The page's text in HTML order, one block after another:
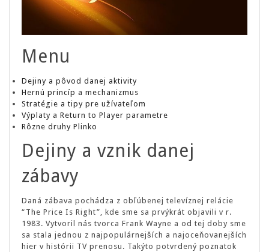
Menu
Dejiny a pôvod danej aktivity
Hernú princíp a mechanizmus
Stratégie a tipy pre užívateľom
Výplaty a Return to Player parametre
Rôzne druhy Plinko
Dejiny a vznik danej
zábavy
Daná zábava pochádza z obľúbenej televíznej relácie
“The Price Is Right”, kde sme sa prvýkrát objavili v r.
1983. Vytvoril nás tvorca Frank Wayne a od tej doby sme
sa stala jednou z najpopulárnejších a najoceňovanejších
hier v histórii TV prenosu. Takýto potvrdený poznatok